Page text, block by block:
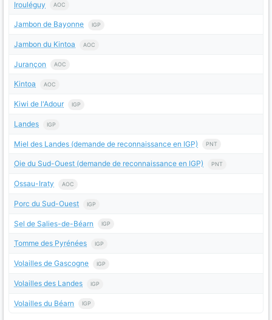
Irouléguy AOC
Jambon de Bayonne IGP
Jambon du Kintoa AOC
Jurançon AOC
Kintoa AOC
Kiwi de l'Adour IGP
Landes IGP
Miel des Landes (demande de reconnaissance en IGP) PNT
Oie du Sud-Ouest (demande de reconnaissance en IGP) PNT
Ossau-Iraty AOC
Porc du Sud-Ouest IGP
Sel de Salies-de-Béarn IGP
Tomme des Pyrénées IGP
Volailles de Gascogne IGP
Volailles des Landes IGP
Volailles du Béarn IGP